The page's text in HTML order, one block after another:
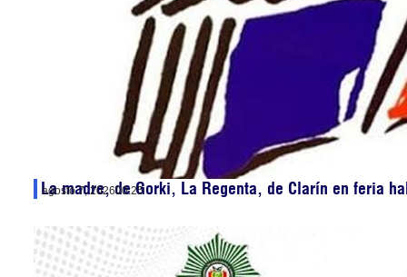
La madre, de Gorki, La Regenta, de Clarín en feria
agosto 7, 202600:25